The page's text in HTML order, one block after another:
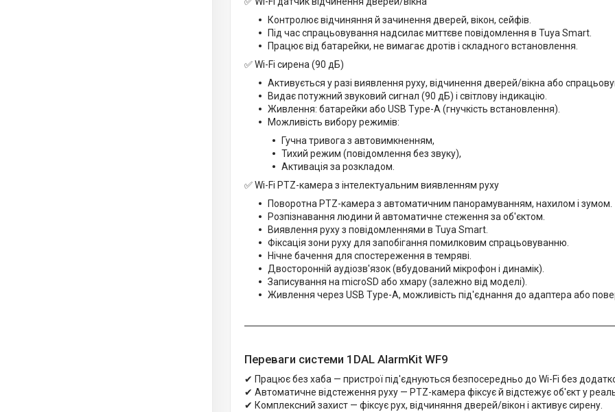
Контролює відчиняння й зачинення дверей, вікон, сейфів.
Під час спрацьовування надсилає миттєве повідомлення в Tuya Smart.
Працює від батарейки, не вимагає дротів і складного встановлення.
✅ Wi-Fi сирена (90 дБ)
Активується у разі виявлення руху, відчинення дверей/вікна або
Видає потужний звуковий сигнал (90 дБ) і світлову індикацію.
Живлення: батарейки або USB Type-A (гнучкість встановлення).
Можливість вибору режимів:
Гучна тривога з автовимкненням,
Тихий режим (повідомлення без звуку),
Активація за розкладом.
✅ Wi-Fi PTZ-камера з інтелектуальним виявленням руху
Поворотна PTZ-камера з автоматичним панорамуванням, нахилом і зумом.
Розпізнавання людини й автоматичне стеження за об'єктом.
Виявлення руху з повідомленнями в Tuya Smart.
Фіксація зони руху для запобігання помилковим спрацьовуванню.
Нічне бачення для спостереження в темряві.
Двосторонній аудіозв'язок (вбудований мікрофон і динамік).
Записування на microSD або хмару (залежно від моделі).
Живлення через USB Type-A, можливість під'єднання до адаптера або
Переваги системи 1DAL AlarmKit WF9
✔ Працює без хаба — пристрої під'єднуються безпосередньо до Wi-Fi без
✔ Автоматичне відстеження руху — PTZ-камера фіксує й відстежує об'єкт у
✔ Комплексний захист — фіксує рух, відчиняння дверей/вікон і активує сирену.